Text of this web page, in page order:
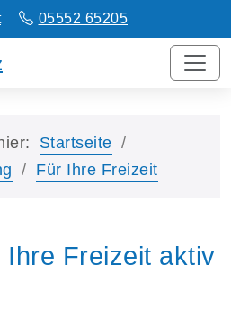
05552 65205
Startseite
Für Ihre Freizeit
Ihre Freizeit aktiv